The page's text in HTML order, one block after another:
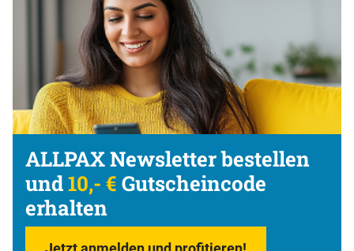
ALLPAX Newsletter bestellen
und10,- € Gutscheincode
erhalten